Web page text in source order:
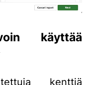
käyttää
kenttiä